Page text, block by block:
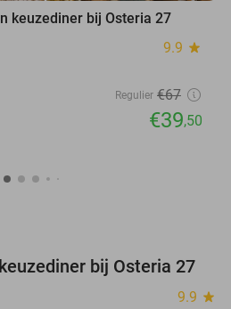
keuzediner bij Osteria 27
9.9 star
Regulier €67
€39,50
41%
bij Osteria 27
9.9 star